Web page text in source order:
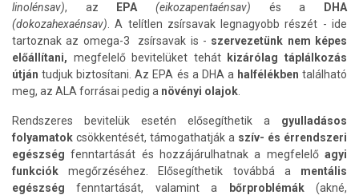
linolénsav), az EPA (eikozapentaénsav) és a
DHA
(dokozahexaénsav) . A telítlen zsírsavak legnagyobb részét - ide
tartoznak az omega-3 zsírsavak is - szervezetünk nem képes
előállítani, megfelelő bevitelüket tehát
kizárólag táplálkozás
útjántudjuk biztosítani. Az EPA és a DHA a halfélékbentalálható
meg, az ALA forrásai pedig a növényi olajok
Rendszeres bevitelük esetén elősegíthetik a gyulladásos
folyamatok csökkentését, támogathatják a szív- és érrendszeri
egészségfenntartását és hozzájárulhatnak a megfelelőagyi
funkciók megőrzéséhez. Elősegíthetik továbbá a mentális
egészségfenntartását, valamint a bőrproblémák(akné,